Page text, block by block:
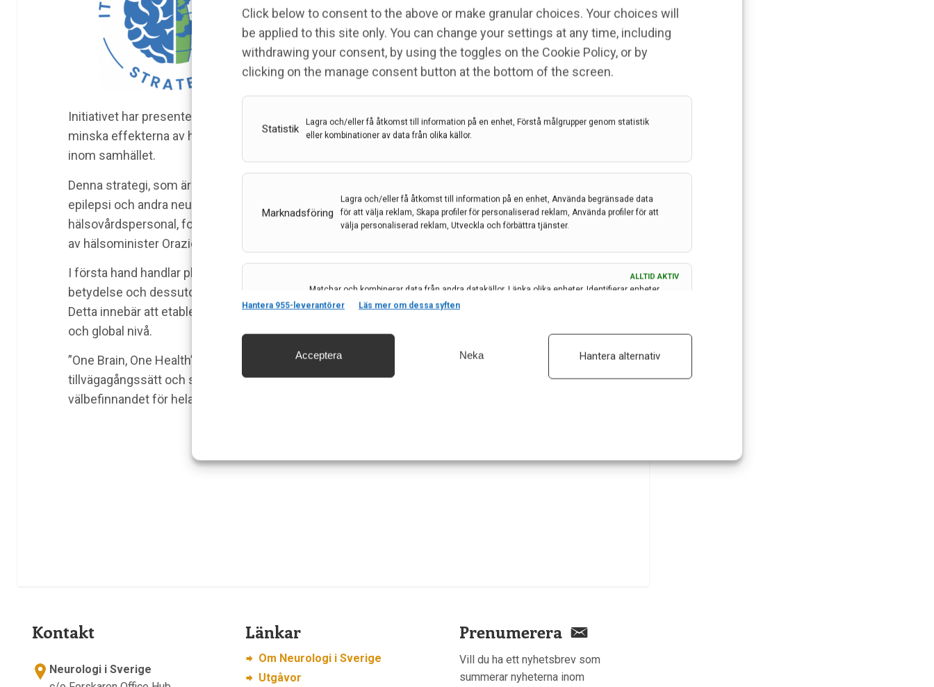
Click below to consent to the above or make granular choices. Your choices will
be applied to this site only. You can change your settings at any time, including
withdrawing your consent, by using the toggles on the Cookie Policy, or by
clicking on the manage consent button at the bottom of the screen.
Statistik
Lagra och/eller få åtkomst till information på en enhet, Förstå målgrupper genom statistik
eller kombinationer av data från olika källor.
Marknadsföring
Lagra och/eller få åtkomst till information på en enhet, Använda begränsade data
för att välja reklam, Skapa profiler för personaliserad reklam, Använda profiler för att
välja personaliserad reklam, Utveckla och förbättra tjänster.
ALLTID AKTIV
Matchar och kombinerar data från andra datakällor, Länka olika enheter, Identifierar enheter
baserat på information som överförs automatiskt.
och innehåll, Spara och meddela dina integritetsval.
ALLTID AKTIV
Hantera 955-leverantörer Läs mer om dessa syften
Acceptera Neka Hantera alternativ
Initiativet har presenterats av det Italienska Neurologiska Sällskapet (SIN) och syftar till att
minska effekterna av hjärnrelaterade sjukdomar genom att förbättra den allmänna hjärnhälsan
inom samhället.
Denna strategi, som är i linje med Världshälsoorganisationens (WHO) globala handlingsplan för
epilepsi och andra neurologiska tillstånd, omfattar ett nationellt samarbete mellan
hälsovårdspersonal, forskare och socialarbetare. Initiativet stöds av stort politiskt engagemang
av hälsominister Orazio Schillaci.
I första hand handlar planen om att öka den allmänhetens medvetenhet om hjärnhälsans
betydelse och dessutom stödja forskningen inom neurovetenskap.
Detta innebär att etablera en strategisk forsknings- och innovationsagenda, både på nationell
och global nivå.
”One Brain, One Health” markerar en viktig milstolpe för Italien, där landet genom ett gemensamt
tillvägagångssätt och starkt politiskt stöd strävar efter att förbättra hjärnhälsan och det mentala
välbefinnandet för hela sin befolkning.
Kontakt
Neurologi i Sverige
Länkar
Om Neurologi i Sverige
Utgåvor
Prenumerera
Vill du ha ett nyhetsbrev som
summerar nyheterna inom